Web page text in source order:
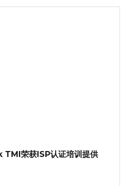
TMI荣获ISP认证培训提供